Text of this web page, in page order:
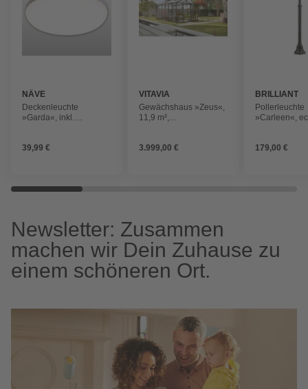
NÄVE
Deckenleuchte
»Garda«, inkl.
39,99 €
VITAVIA
Gewächshaus »Zeus«,
11,9 m²,
3.999,00 €
BRILLIANT
Pollerleuchte
»Carleen«,
179,00 €
Newsletter: Zusammen
machen wir Dein Zuhause zu
einem schöneren Ort.